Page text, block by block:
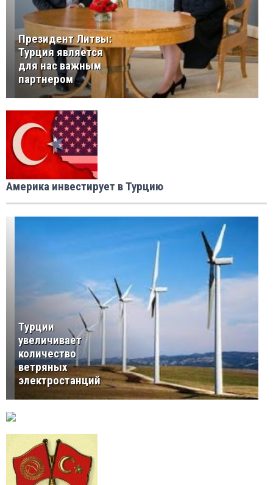
Президент Литвы:
Турция является
для нас важным
партнером
Америка инвестирует в Турцию
Турции
увеличивает
количество
ветряных
электростанций